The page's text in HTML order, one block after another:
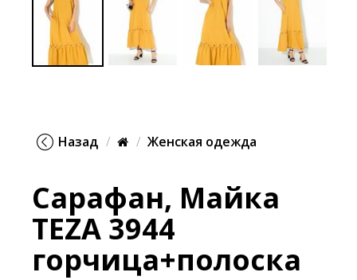
Назад Женская одежда
Сарафан, Майка
TEZA 3944
горчица+полоска